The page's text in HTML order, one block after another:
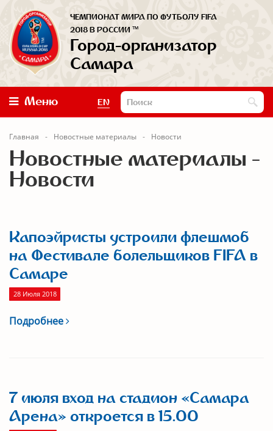
ЧЕМПИОНАТ МИРА ПО ФУТБОЛУ FIFA
2018 В РОССИИ ™
Город-организатор
Самара
Меню EN
Главная Новостные материалы Новости
Новостные материалы -
Новости
Капоэйристы устроили флешмоб
на Фестивале болельщиков FIFA в
Самаре
28 Июля 2018
Подробнее
7 июля вход на стадион «Самара
Арена» откроется в 15.00